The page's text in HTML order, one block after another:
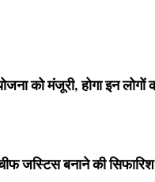
को मंजूरी, होगा इन लोगों
जस्टिस बनाने की